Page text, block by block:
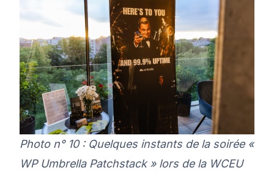
Photo n° 10 : Quelques instants de la soirée «
WP Umbrella Patchstack » lors de la WCEU